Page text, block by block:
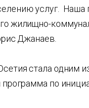
услуг. Наша
жилищно-
Джанаев.
стала одним
программа по